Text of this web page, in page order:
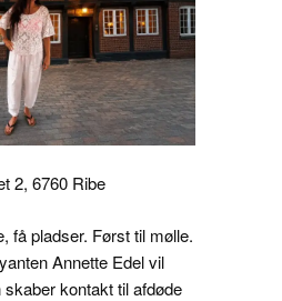
2, 6760 Ribe
få pladser. Først til mølle.
Annette Edel vil
kontakt til afdøde